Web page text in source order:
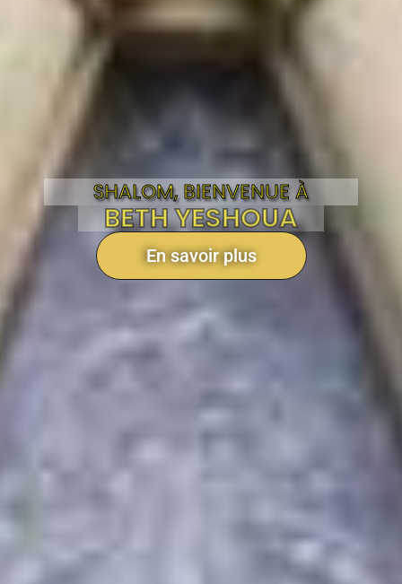
SHALOM, BIENVENUE À
BETH YESHOUA
En savoir plus